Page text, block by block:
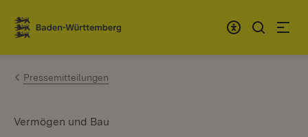
Zum Inhalt springen
Link zur Startseite
Pressemitteilungen
Vermögen und Bau